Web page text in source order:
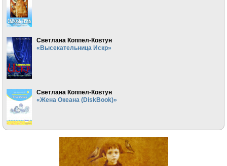
Светлана Коппел-Ковтун
«Высекательница Искр»
Светлана Коппел-Ковтун
«Жена Океана (DiskBook)»